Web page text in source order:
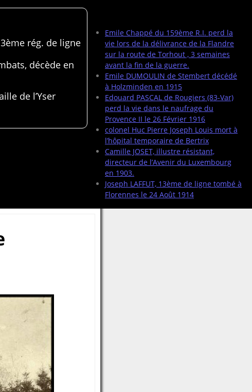
Emile Chappé du 159ème R.I. perd la
vie lors de la délivrance de la Flandre
sur la route de Torhout , 3 semaines
avant la fin de la guerre.
Emile DUMOULIN de Stembert décédé
à Holzminden en 1915
Edouard PASCAL de Rougiers (83-Var)
perd la vie dans le naufrage du
Provence II le 26 Février 1916
colonel Huc Pierre Joseph Louis mort à
l’hôpital temporaire de Bertrix
Camille JOSET, illustre résistant,
directeur de l’Avenir du Luxembourg
en 1903.
Joseph LAFFUT, 13ème de ligne tombé à
Florennes le 24 Août 1914
rég. de ligne
décède en
de l’Yser